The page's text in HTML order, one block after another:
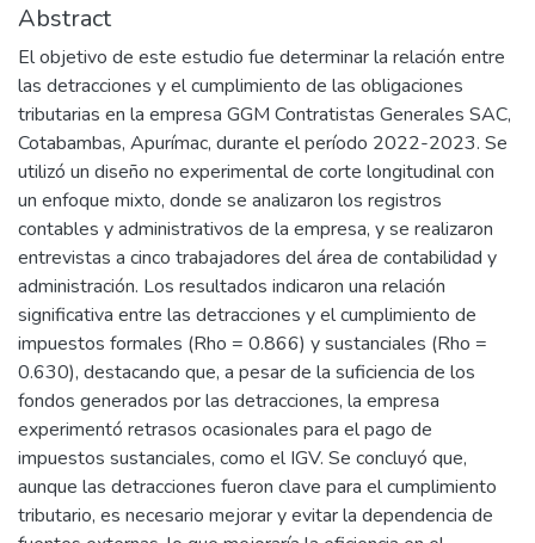
Abstract
El objetivo de este estudio fue determinar la relación entre
las detracciones y el cumplimiento de las obligaciones
tributarias en la empresa GGM Contratistas Generales SAC,
Cotabambas, Apurímac, durante el período 2022-2023. Se
utilizó un diseño no experimental de corte longitudinal con
un enfoque mixto, donde se analizaron los registros
contables y administrativos de la empresa, y se realizaron
entrevistas a cinco trabajadores del área de contabilidad y
administración. Los resultados indicaron una relación
significativa entre las detracciones y el cumplimiento de
impuestos formales (Rho = 0.866) y sustanciales (Rho =
0.630), destacando que, a pesar de la suficiencia de los
fondos generados por las detracciones, la empresa
experimentó retrasos ocasionales para el pago de
impuestos sustanciales, como el IGV. Se concluyó que,
aunque las detracciones fueron clave para el cumplimiento
tributario, es necesario mejorar y evitar la dependencia de